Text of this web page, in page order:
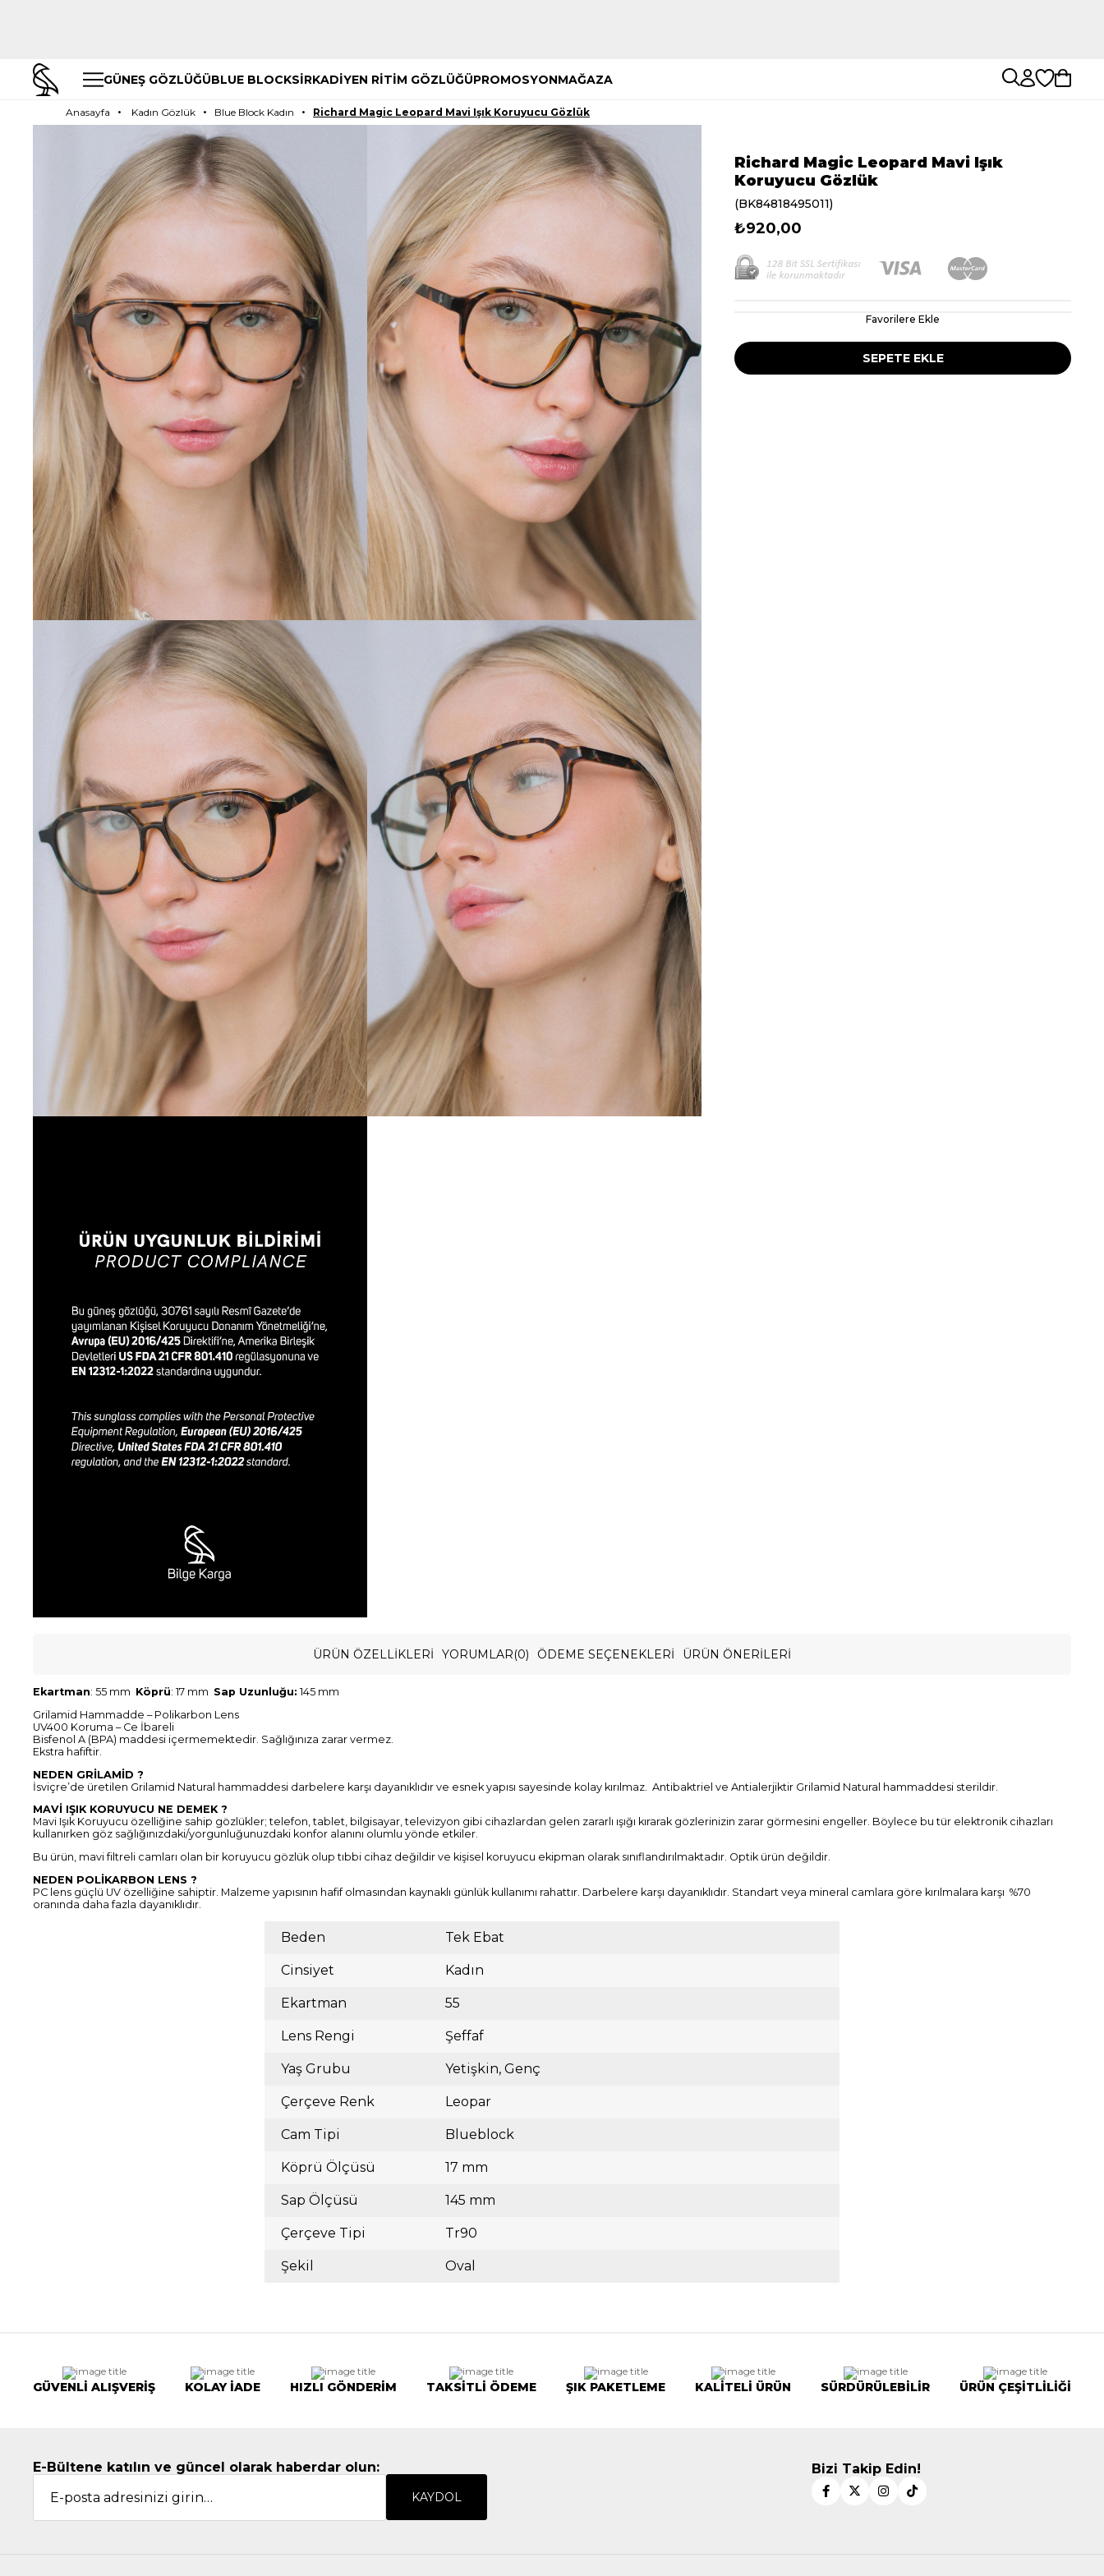
GÜNEŞ GÖZLÜĞÜBLUE BLOCKSİRKADİYEN RİTİM GÖZLÜĞÜPROMOSYONMAĞAZA
Anasayfa Kadın Gözlük Blue Block Kadın Richard Magic Leopard Mavi Işık Koruyucu Gözlük
Richard Magic Leopard Mavi Işık
Koruyucu Gözlük
(BK84818495011)
₺920,00
Favorilere Ekle
ÜRÜN ÖZELLIKLERI YORUMLAR(0) ÖDEME SEÇENEKLERI ÜRÜN ÖNERILERI
Ekartman: 55 mm Köprü: 17 mm Sap Uzunluğu: 145 mm
Grilamid Hammadde – Polikarbon Lens
UV400 Koruma – Ce İbareli
Bisfenol A (BPA) maddesi içermemektedir. Sağlığınıza zarar vermez.
Ekstra hafiftir.
NEDEN GRİLAMİD ?
İsviçre’de üretilen Grilamid Natural hammaddesi darbelere karşı dayanıklıdır ve esnek yapısı sayesinde kolay kırılmaz. Antibaktriel ve Antialerjiktir Grilamid Natural hammaddesi sterildir.
MAVİ IŞIK KORUYUCU NE DEMEK ?
Mavi Işık Koruyucu özelliğine sahip gözlükler; telefon, tablet, bilgisayar, televizyon gibi cihazlardan gelen zararlı ışığı kırarak gözlerinizin zarar görmesini engeller. Böylece bu tür elektronik cihazları
kullanırken göz sağlığınızdaki/yorgunluğunuzdaki konfor alanını olumlu yönde etkiler.
Bu ürün, mavi filtreli camları olan bir koruyucu gözlük olup tıbbi cihaz değildir ve kişisel koruyucu ekipman olarak sınıflandırılmaktadır. Optik ürün değildir.
NEDEN POLİKARBON LENS ?
PC lens güçlü UV özelliğine sahiptir. Malzeme yapısının hafif olmasından kaynaklı günlük kullanımı rahattır. Darbelere karşı dayanıklıdır. Standart veya mineral camlara göre kırılmalara karşı %70
oranında daha fazla dayanıklıdır.
Beden Tek Ebat
Cinsiyet Kadın
Ekartman 55
Lens Rengi Şeffaf
Yaş Grubu Yetişkin Genç
Çerçeve Renk Leopar
Cam Tipi Blueblock
Köprü Ölçüsü 17 mm
Sap Ölçüsü 145 mm
Çerçeve Tipi Tr90
Şekil Oval
GÜVENLİ ALIŞVERİŞ KOLAY İADE HIZLI GÖNDERİM TAKSİTLİ ÖDEME ŞIK PAKETLEME KALİTELİ ÜRÜN SÜRDÜRÜLEBİLİR ÜRÜN ÇEŞİTLİLİĞİ
E-Bültene katılın ve güncel olarak haberdar olun:
KAYDOL
Bizi Takip Edin!